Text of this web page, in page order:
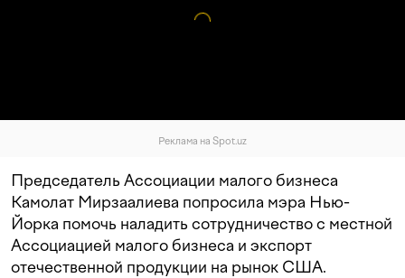
Реклама на Spot.uz
Председатель Ассоциации малого бизнеса
Камолат Мирзаалиева попросила мэра Нью-
Йорка помочь наладить сотрудничество с местной
Ассоциацией малого бизнеса и экспорт
отечественной продукции на рынок США.